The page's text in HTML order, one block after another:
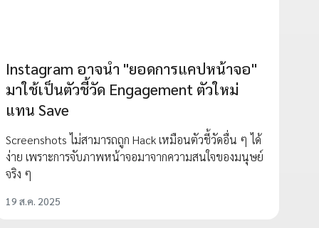
Instagram อาจนำ "ยอดการแคปหน้าจอ"
มาใช้เป็นตัวชี้วัด Engagement ตัวใหม่
แทน Save
Screenshots ไม่สามารถถูก Hack เหมือนตัวชี้วัดอื่น ๆ ได้
ง่าย เพราะการจับภาพหน้าจอมาจากความสนใจของมนุษย์
จริง ๆ
19 ส.ค. 2025